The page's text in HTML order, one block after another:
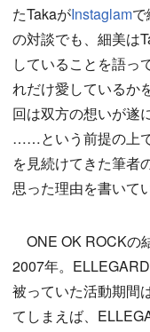
たTakaがInstaglam
の対談でも、細美は
していることを語っ
れだけ愛しているか
回は双方の想いが遂
……という前提の上
を見続けてきた筆者
思った理由を書いて
ONE OK ROCKの
2007年。
被っていた活動期間
てしまえば、